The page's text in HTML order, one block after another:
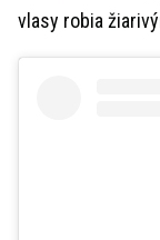
vlasy robia